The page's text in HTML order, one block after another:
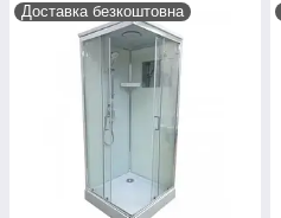
Доставка безкоштовна